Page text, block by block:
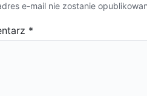
e-mail nie zostanie
*